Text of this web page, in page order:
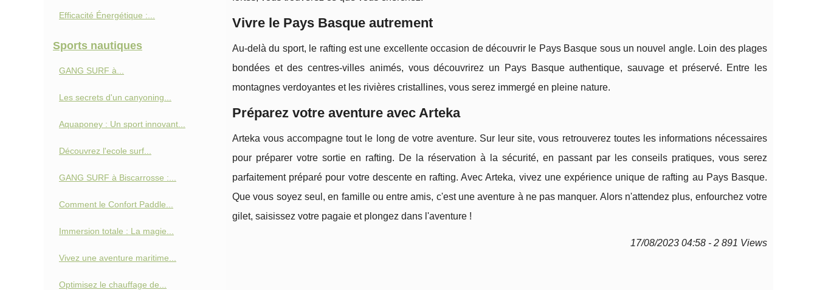
Vivre le Pays Basque autrement
Au-delà du sport, le rafting est une excellente occasion de découvrir le Pays Basque sous un nouvel angle. Loin des plages
bondées et des centres-villes animés, vous découvrirez un Pays Basque authentique, sauvage et préservé. Entre les
montagnes verdoyantes et les rivières cristallines, vous serez immergé en pleine nature.
Préparez votre aventure avec Arteka
Arteka vous accompagne tout le long de votre aventure. Sur leur site, vous retrouverez toutes les informations nécessaires
pour préparer votre sortie en rafting. De la réservation à la sécurité, en passant par les conseils pratiques, vous serez
parfaitement préparé pour votre descente en rafting. Avec Arteka, vivez une expérience unique de rafting au Pays Basque.
Que vous soyez seul, en famille ou entre amis, c'est une aventure à ne pas manquer. Alors n'attendez plus, enfourchez votre
gilet, saisissez votre pagaie et plongez dans l'aventure !
17/08/2023 04:58 - 2 891 Views
Efficacité Énergétique :...
Sports nautiques
GANG SURF à...
Les secrets d'un canyoning...
Aquaponey : Un sport innovant...
Découvrez l'ecole surf...
GANG SURF à Biscarrosse :...
Comment le Confort Paddle...
Immersion totale : La magie...
Vivez une aventure maritime...
Optimisez le chauffage de...